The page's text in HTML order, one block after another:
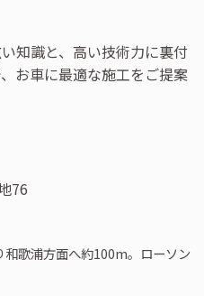
知識と、高い技術力に裏付
お車に最適な施工をご提案
76
歌浦方面へ約100m。ローソン